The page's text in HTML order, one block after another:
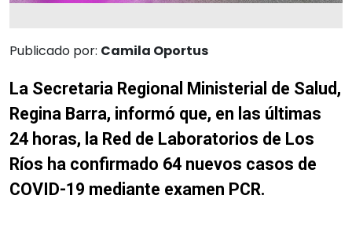
Publicado por: Camila Oportus
La Secretaria Regional Ministerial de Salud,
Regina Barra, informó que, en las últimas
24 horas, la Red de Laboratorios de Los
Ríos ha confirmado 64 nuevos casos de
COVID-19 mediante examen PCR.